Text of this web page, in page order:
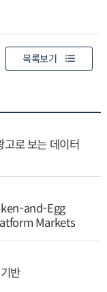
목록보기
고로 보는 데이터
and-Egg
Markets
반